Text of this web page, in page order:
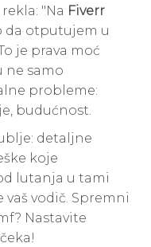
"Na Fiverr
da otputujem u
je prava moć
ne samo
probleme:
budućnost.
detaljne
koje
lutanja u tami
vodič. Spremni
Nastavite